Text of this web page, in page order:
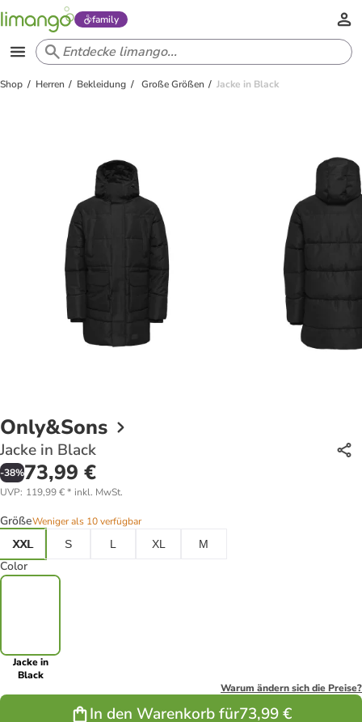
family
Shop Herren Bekleidung Große Größen Jacke in Black
Only&Sons
Jacke in Black
-38%73,99 €
UVP: 119,99 €* inkl. MwSt.
GrößeWeniger als 10 verfügbar
XXL
S L XL M
Color
Jacke in
Black
Warum ändern sich die Preise?
In den Warenkorb für73,99 €